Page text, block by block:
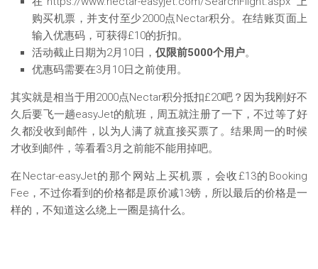
购买机票，并支付至少2000点Nectar积分。在结账页面上
输入优惠码，可获得£10的折扣。
活动截止日期为2月10日， 仅限前5000个用户。
优惠码需要在3月10日之前使用。
其实就是相当于用2000点Nectar积分抵扣£20吧？因为我刚好不
久后要飞一趟easyJet的航班，周五就注册了一下，不过等了好
久都没收到邮件，以为人满了就直接买票了。结果周一的时候
才收到邮件，等看看3月之前能不能用掉吧。
在Nectar-easyJet的那个网站上买机票，会收£13的Booking
Fee，不过你看到的价格都是原价减13镑，所以最后的价格是一
样的，不知道这么绕上一圈是搞什么。